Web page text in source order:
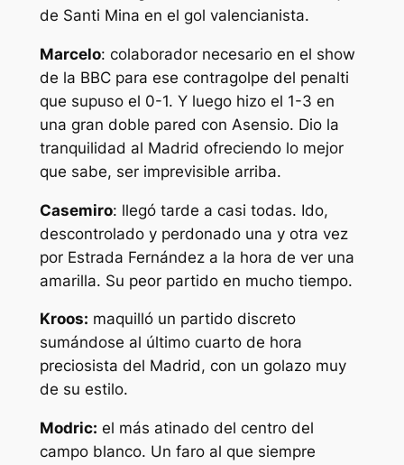
de Santi Mina en el gol valencianista.
Marcelo: colaborador necesario en el show
de la BBC para ese contragolpe del penalti
que supuso el 0-1. Y luego hizo el 1-3 en
una gran doble pared con Asensio. Dio la
tranquilidad al Madrid ofreciendo lo mejor
que sabe, ser imprevisible arriba.
Casemiro: llegó tarde a casi todas. Ido,
descontrolado y perdonado una y otra vez
por Estrada Fernández a la hora de ver una
amarilla. Su peor partido en mucho tiempo.
Kroos: maquilló un partido discreto
sumándose al último cuarto de hora
preciosista del Madrid, con un golazo muy
de su estilo.
Modric: el más atinado del centro del
campo blanco. Un faro al que siempre